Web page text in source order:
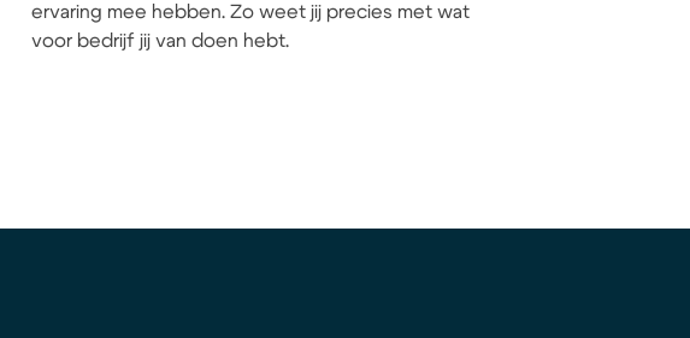
ervaring mee hebben. Zo weet jij precies met wat
voor bedrijf jij van doen hebt.